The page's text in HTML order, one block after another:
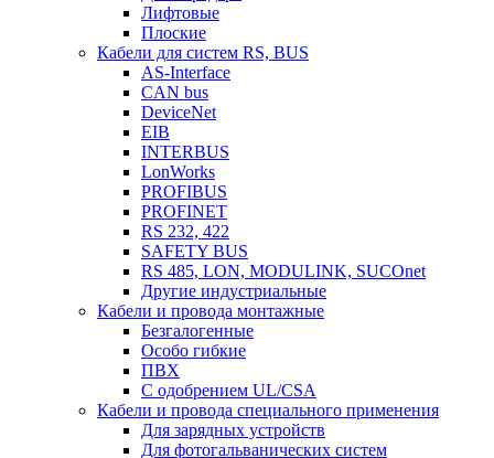
Лифтовые
Плоские
Кабели для систем RS, BUS
AS-Interface
CAN bus
DeviceNet
EIB
INTERBUS
LonWorks
PROFIBUS
PROFINET
RS 232, 422
SAFETY BUS
RS 485, LON, MODULINK, SUCOnet
Другие индустриальные
Кабели и провода монтажные
Безгалогенные
Особо гибкие
ПВХ
С одобрением UL/CSA
Кабели и провода специального применения
Для зарядных устройств
Для фотогальванических систем